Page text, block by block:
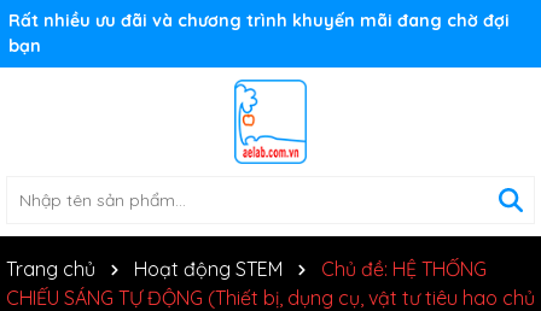
Rất nhiều ưu đãi và chương trình khuyến mãi đang chờ đợi
bạn
Trang chủ Hoạt động STEM
Chủ đề: HỆ THỐNG
CHIẾU SÁNG TỰ ĐỘNG (Thiết bị, dụng cụ, vật tư tiêu hao chủ